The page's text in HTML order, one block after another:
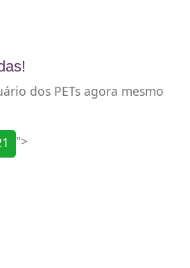
dos PETs agora mesmo
">